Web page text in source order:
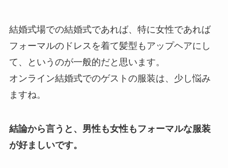
結婚式場での結婚式であれば、特に女性であれば
フォーマルのドレスを着て髪型もアップヘアにし
て、というのが一般的だと思います。
オンライン結婚式でのゲストの服装は、少し悩み
ますね。
結論から言うと、男性も女性もフォーマルな服装
が好ましいです。